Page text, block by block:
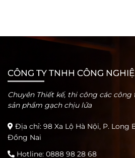
CÔNG TY TNHH CÔNG
Chuyên Thiết kế, thi công các
sản phẩm gạch chịu lửa
Địa chỉ: 98 Xa Lộ Hà Nội, P. Long
Đồng Nai
Hotline: 0888 98 28 68